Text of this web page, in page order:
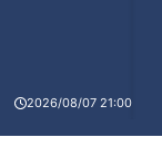
2026/08/07 21:00